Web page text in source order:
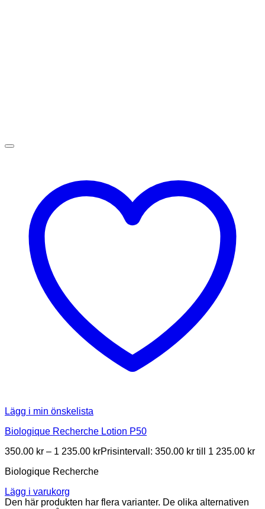
Lägg i min önskelista
Biologique Recherche Lotion P50
350.00 kr – 1 235.00 krPrisintervall: 350.00 kr till 1 235.00 kr
Biologique Recherche
Lägg i varukorg
Den här produkten har flera varianter. De olika alternativen